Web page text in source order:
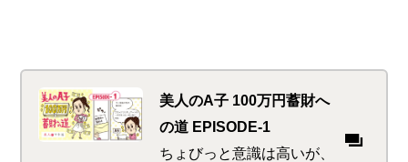
美人のA子 100万円蓄財へ
の道 EPISODE-1
ちょびっと意識は高いが、